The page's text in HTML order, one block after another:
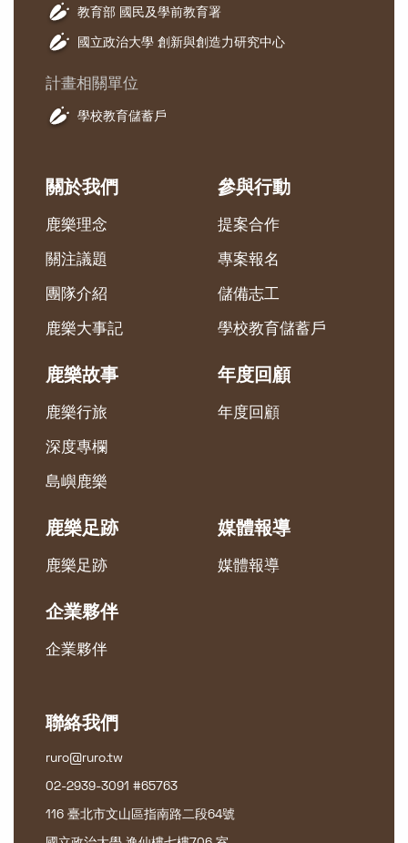
教育部 國民及學前教育署
國立政治大學 創新與創造力研究中心
計畫相關單位
學校教育儲蓄戶
關於我們
鹿樂理念
關注議題
團隊介紹
鹿樂大事記
參與行動
提案合作
專案報名
儲備志工
學校教育儲蓄戶
鹿樂故事
鹿樂行旅
深度專欄
島嶼鹿樂
年度回顧
年度回顧
鹿樂足跡
鹿樂足跡
媒體報導
媒體報導
企業夥伴
企業夥伴
聯絡我們
ruro@ruro.tw
02-2939-3091 #65763
116 臺北市文山區指南路二段64號